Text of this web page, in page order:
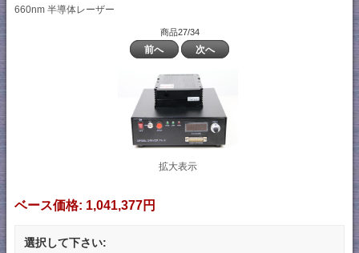
660nm 半導体レーザー
商品27/34
前へ 次へ
拡大表示
ベース価格: 1,041,377円
選択して下さい: